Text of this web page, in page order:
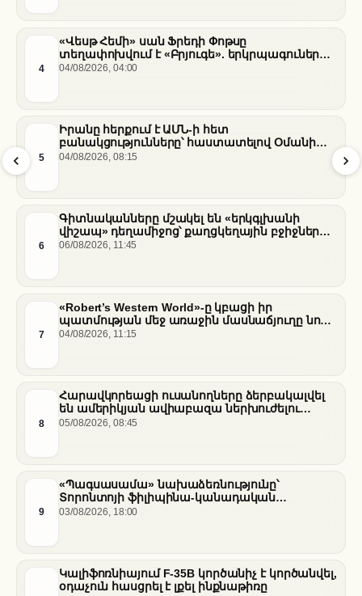
4
«Վեսթ Հեմի» սան Ֆրեդի Փոթսը
տեղափոխվում է «Բրյուգե». երկրպագուների
դժգոհությունը և ակումբի ռազմավարությունը
04/08/2026, 04:00
5
Իրանը հերքում է ԱՄՆ-ի հետ
բանակցությունները՝ հաստատելով Օմանի
միջնորդությամբ քննարկումները Հորմուզի
04/08/2026, 08:15
6
Գիտնականները մշակել են «երկգլխանի
վիշապ» դեղամիջոց՝ քաղցկեղային բջիջները
սովամահ անելու համար
06/08/2026, 11:45
7
«Robert’s Western World»-ը կբացի իր
պատմության մեջ առաջին մասնաճյուղը նոր
«Nissan Stadium» մարզադաշտում
04/08/2026, 11:15
8
Հարավկորեացի ուսանողները ձերբակալվել
են ամերիկյան ավիաբազա ներխուժելու
համար
05/08/2026, 08:45
9
«Պագսասամա» նախաձեռնությունը՝
Տորոնտոյի ֆիլիպինա-կանադական
արվեստագետների համար
03/08/2026, 18:00
Կալիֆոռնիայում F-35B կործանիչ է կործանվել,
օդաչուն հասցրել է լքել ինքնաթիռը